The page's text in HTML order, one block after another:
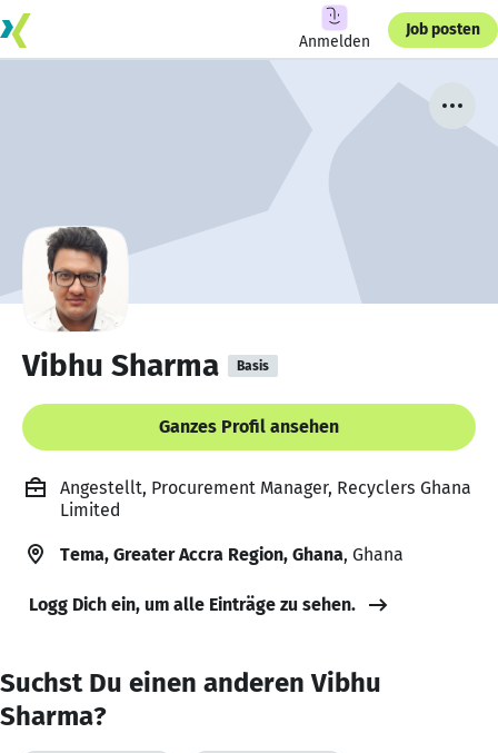
Anmelden
Job posten
Vibhu Sharma Basis
Ganzes Profil ansehen
Angestellt, Procurement Manager, Recyclers Ghana
Limited
Tema, Greater Accra Region, Ghana, Ghana
Logg Dich ein, um alle Einträge zu sehen.
Suchst Du einen anderen Vibhu
Sharma?